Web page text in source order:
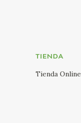
TIENDA
Tienda Online